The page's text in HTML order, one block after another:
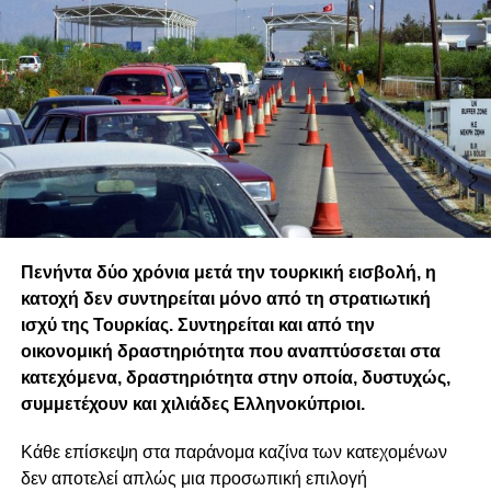
Η μικρή οικονομία μαθαίνει νωρίς ότι δεν ελέγχει τις
καταιγίδες. Μαθαίνει όμως να αναγνωρίζει ποιοι
παράγοντες την κρατούν όρθια όταν ο άνεμος δυναμώνει.
Φέτος, ένας από αυτούς ήρθε από πολύ μακριά.
ΤΟΥ ΑΔΩΝΗ ΜΙΧΑΗΛ
Επικοινωνιολόγος και Διευθυντής διαφημιστικής
επιχειρώντας να αναδείξει μια πιο άμεση σχέση με τους
πολίτες.
Ωστόσο, για αρκετούς πολιτικούς παρατηρητές, η
επικοινωνιακή αυτή στρατηγική δεν αρκεί από μόνη της. Η
κυπριακή κοινωνία αντιμετωπίζει ζητήματα όπως η
ακρίβεια, το στεγαστικό, οι επιπτώσεις της οικονομικής
κρίσης, οι εκποιήσεις και η λειτουργία του τραπεζικού
συστήματος. Σε αυτά τα ζητήματα πολλοί αναμένουν
συγκεκριμένες πολιτικές προτάσεις και όχι αποκλειστικά
επικοινωνιακές κινήσεις.
Πενήντα δύο χρόνια μετά την τουρκική εισβολή, η
κατοχή δεν συντηρείται μόνο από τη στρατιωτική
ισχύ της Τουρκίας. Συντηρείται και από την
οικονομική δραστηριότητα που αναπτύσσεται στα
κατεχόμενα, δραστηριότητα στην οποία, δυστυχώς,
συμμετέχουν και χιλιάδες Ελληνοκύπριοι.
Κάθε επίσκεψη στα παράνομα καζίνα των κατεχομένων
δεν αποτελεί απλώς μια προσωπική επιλογή